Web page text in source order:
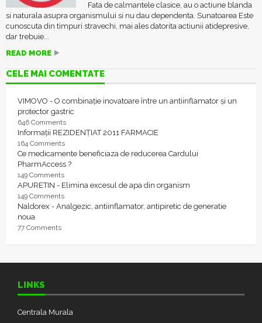
Fata de calmantele clasice, au o actiune blanda
si naturala asupra organismului si nu dau dependenta. Sunatoarea Este
cunoscuta din timpuri stravechi, mai ales datorita actiunii atidepresive,
dar trebuie...
READ MORE
CELE MAI COMENTATE
VIMOVO - O combinație inovatoare între un antiinflamator și un
protector gastric
646 Comments
Informații REZIDENȚIAT 2011 FARMACIE
164 Comments
Ce medicamente beneficiaza de reducerea Cardului
PharmAccess ?
149 Comments
APURETIN - Elimina excesul de apa din organism
149 Comments
Naldorex - Analgezic, antiinflamator, antipiretic de generatie
noua
77 Comments
LINKS
Centrala Murala